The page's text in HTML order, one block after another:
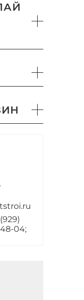
48-04;